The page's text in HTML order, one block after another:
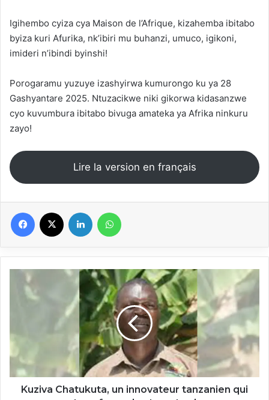
Igihembo cyiza cya Maison de l’Afrique, kizahemba ibitabo
byiza kuri Afurika, nk’ibiri mu buhanzi, umuco, igikoni,
imideri n’ibindi byinshi!
Porogaramu yuzuye izashyirwa kumurongo ku ya 28
Gashyantare 2025. Ntuzacikwe niki gikorwa kidasanzwe
cyo kuvumbura ibitabo bivuga amateka ya Afrika ninkuru
zayo!
Lire la version en français
Facebook Linkedin
Kuziva
Chatukuta,
qui
tomates
Kuziva Chatukuta, un innovateur tanzanien qui